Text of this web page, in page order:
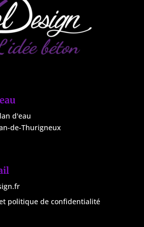
d'eau
de-Thurigneux
politique de confidentialité